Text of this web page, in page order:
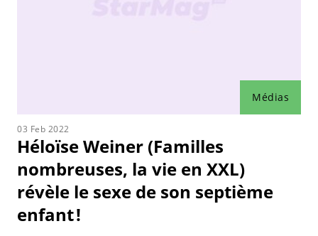
Médias
03 Feb 2022
Héloïse Weiner (Familles
nombreuses, la vie en XXL)
révèle le sexe de son septième
enfant !